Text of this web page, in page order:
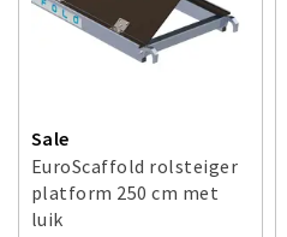
Sale
EuroScaffold rolsteiger
platform 250 cm met
luik